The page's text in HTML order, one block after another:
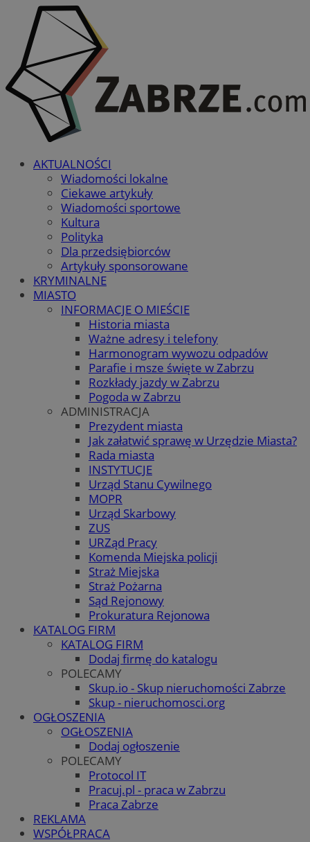
AKTUALNOŚCI
Wiadomości lokalne
Ciekawe artykuły
Wiadomości sportowe
Kultura
Polityka
Dla przedsiębiorców
Artykuły sponsorowane
KRYMINALNE
MIASTO
INFORMACJE O MIEŚCIE
Historia miasta
Ważne adresy i telefony
Harmonogram wywozu odpadów
Parafie i msze święte w Zabrzu
Rozkłady jazdy w Zabrzu
Pogoda w Zabrzu
ADMINISTRACJA
Prezydent miasta
Jak załatwić sprawę w Urzędzie Miasta?
Rada miasta
INSTYTUCJE
Urząd Stanu Cywilnego
MOPR
Urząd Skarbowy
ZUS
URZąd Pracy
Komenda Miejska policji
Straż Miejska
Straż Pożarna
Sąd Rejonowy
Prokuratura Rejonowa
KATALOG FIRM
KATALOG FIRM
Dodaj firmę do katalogu
POLECAMY
Skup.io - Skup nieruchomości Zabrze
Skup - nieruchomosci.org
OGŁOSZENIA
OGŁOSZENIA
Dodaj ogłoszenie
POLECAMY
Protocol IT
Pracuj.pl - praca w Zabrzu
Praca Zabrze
REKLAMA
WSPÓŁPRACA